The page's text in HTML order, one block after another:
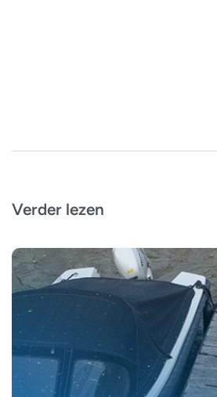
Verder lezen